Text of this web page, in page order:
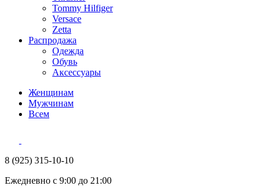
Tommy Hilfiger
Versace
Zetta
Распродажа
Одежда
Обувь
Аксессуары
Женщинам
Мужчинам
Всем
8 (925) 315-10-10
Ежедневно с 9:00 до 21:00